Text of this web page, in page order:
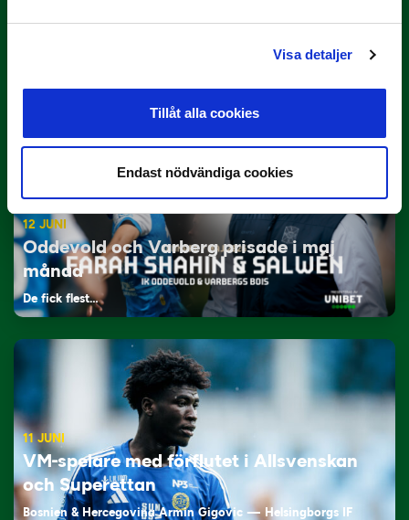
Visa detaljer
Tillåt alla cookies
Endast nödvändiga cookies
Lagerlöf tar över i Sandvikens IF
12 JUNI
Oddevold och Varberg prisade i maj
månad
De fick flest…
11 JUNI
VM-spelare med förflutet i Allsvenskan
och Superettan
Bosnien & Hercegovina Armin Gigovic — Helsingborgs IF